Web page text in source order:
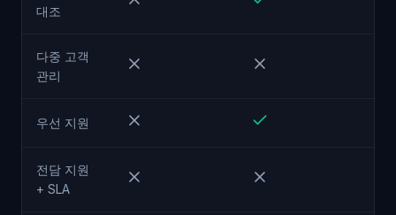
대조
다중 고객
관리
우선 지원
전담 지원
+ SLA